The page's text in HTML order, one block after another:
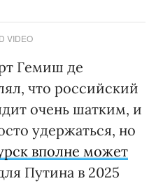
VIDEO
Гемиш де
что российский
очень шатким, и
удержаться, но
вполне может
Путина в 2025